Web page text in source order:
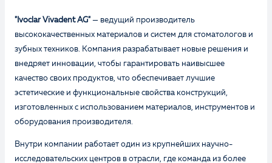
"Ivoclar Vivadent AG" — ведущий производитель
высококачественных материалов и систем для стоматологов и
зубных техников. Компания разрабатывает новые решения и
внедряет инновации, чтобы гарантировать наивысшее
качество своих продуктов, что обеспечивает лучшие
эстетические и функциональные свойства конструкций,
изготовленных с использованием материалов, инструментов и
оборудования производителя.
Внутри компании работает один из крупнейших научно-
исследовательских центров в отрасли, где команда из более